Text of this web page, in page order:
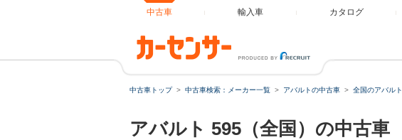
中古車 輸入車 カタログ
中古車トップ 中古車検索：メーカー一覧 アバルトの中古車 全国のアバルト
アバルト 595（全国）の中古車